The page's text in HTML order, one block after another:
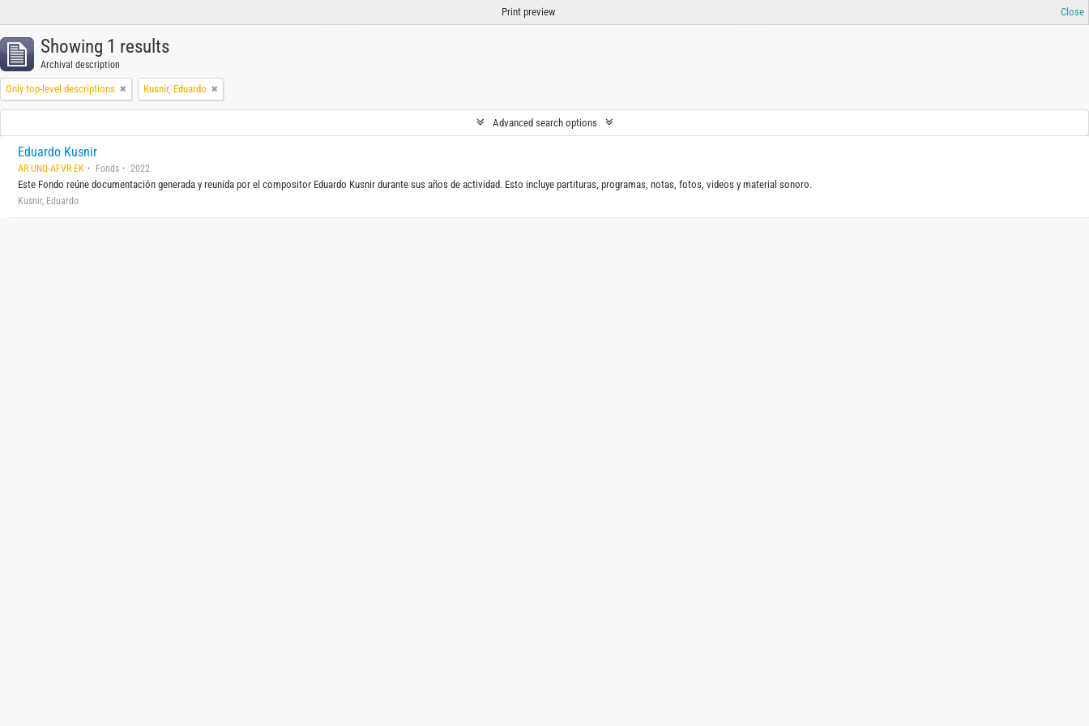
Print preview Close
Showing 1 results
Archival description
Only top-level descriptions Kusnir, Eduardo
Advanced search options
Eduardo Kusnir
AR UNQ-AFVR EK Fonds 2022
Este Fondo reúne documentación generada y reunida por el compositor Eduardo Kusnir durante sus años de actividad. Esto incluye partituras, programas, notas, fotos, videos y material sonoro.
Kusnir, Eduardo